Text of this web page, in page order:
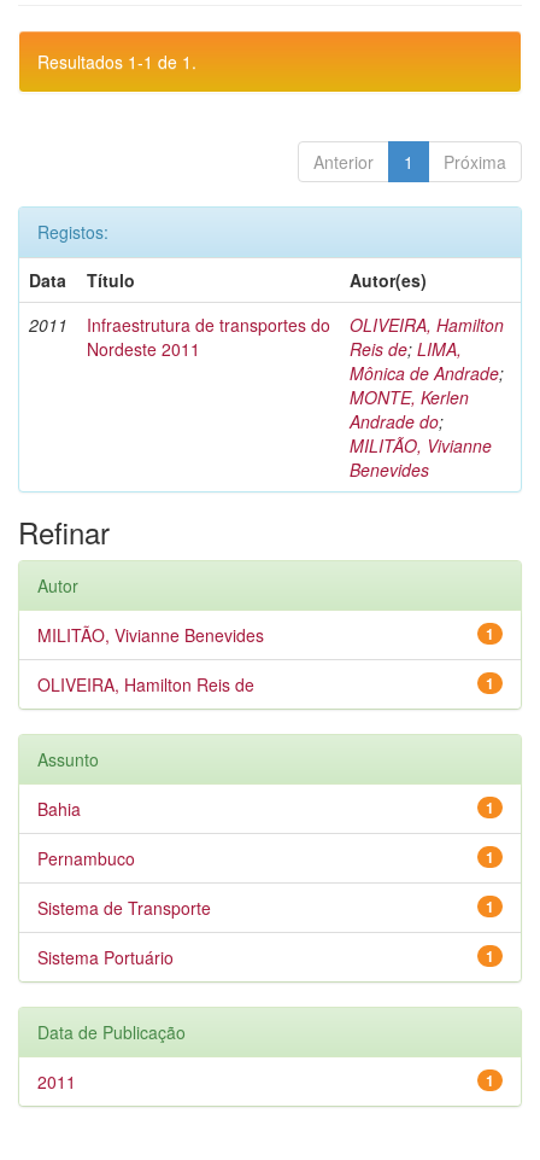
Resultados 1-1 de 1.
Anterior 1 Próxima
Registos:
Data
Título
Autor(es)
2011
Infraestrutura de transportes do
Nordeste 2011
OLIVEIRA, Hamilton
Reis de; LIMA,
Mônica de Andrade;
MONTE, Kerlen
Andrade do;
MILITÃO, Vivianne
Benevides
Refinar
Autor
1
MILITÃO, Vivianne Benevides
1
OLIVEIRA, Hamilton Reis de
Assunto
1
Bahia
1
Pernambuco
1
Sistema de Transporte
1
Sistema Portuário
Data de Publicação
1
2011